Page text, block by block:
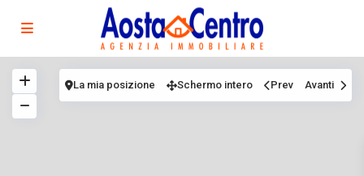
La mia posizione Schermo intero Prev Avanti